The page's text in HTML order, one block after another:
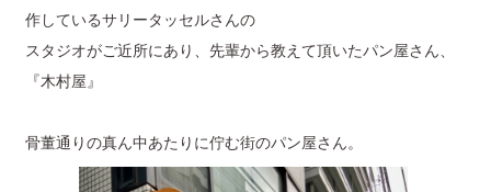
作しているサリータッセルさんの
スタジオがご近所にあり、先輩から教えて頂いたパン屋さん、
『木村屋』
骨董通りの真ん中あたりに佇む街のパン屋さん。